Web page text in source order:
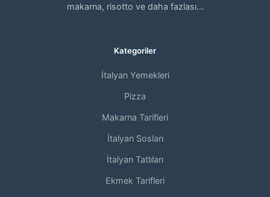
makarna, risotto ve daha fazlası...
Kategoriler
İtalyan Yemekleri
Pizza
Makarna Tarifleri
İtalyan Sosları
İtalyan Tatlıları
Ekmek Tarifleri